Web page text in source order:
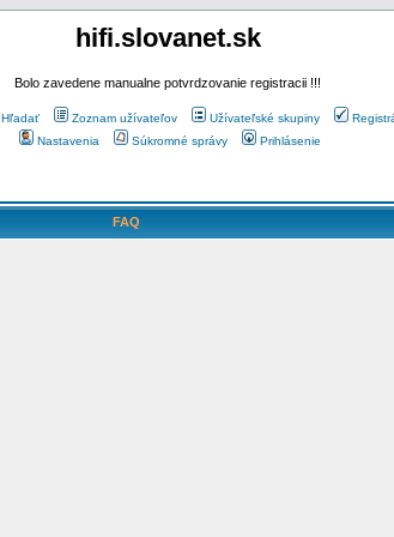
hifi.slovanet.sk
Bolo zavedene manualne potvrdzovanie registracii !!!
Hľadať Zoznam užívateľov Užívateľské skupiny
Nastavenia
Súkromné správy Prihlásenie
FAQ